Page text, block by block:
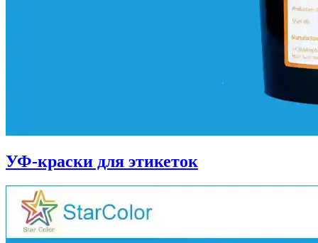
УФ-краски для этикеток